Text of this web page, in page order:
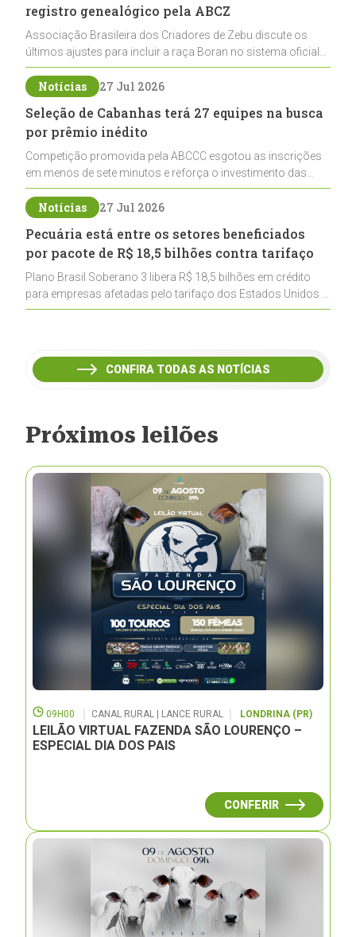
registro genealógico pela ABCZ
Associação Brasileira dos Criadores de Zebu discute os
últimos ajustes para incluir a raça Boran no sistema oficial
de registros, abrindo caminho para sua expansão na
pecuária nacional
Notícias 27 Jul 2026
Seleção de Cabanhas terá 27 equipes na busca
por prêmio inédito
Competição promovida pela ABCCC esgotou as inscrições
em menos de sete minutos e reforça o investimento das
cabanhas na seleção genética de Cavalos Crioulos voltados
ao laço
Notícias 27 Jul 2026
Pecuária está entre os setores beneficiados
por pacote de R$ 18,5 bilhões contra tarifaço
Plano Brasil Soberano 3 libera R$ 18,5 bilhões em crédito
para empresas afetadas pelo tarifaço dos Estados Unidos e
inclui a pecuária entre os setores estratégicos
CONFIRA TODAS AS NOTÍCIAS
Próximos leilões
09H00 CANAL RURAL | LANCE RURAL LONDRINA (PR)
LEILÃO VIRTUAL FAZENDA SÃO LOURENÇO –
ESPECIAL DIA DOS PAIS
CONFERIR